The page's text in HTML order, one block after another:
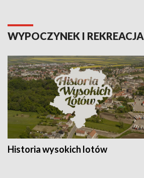
WYPOCZYNEK I REKREACJA
Historia wysokich lotów